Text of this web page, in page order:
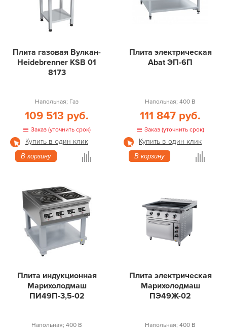
Плита газовая Вулкан-
Heidebrenner KSB 01
8173
Напольная; Газ
109 513 руб.
Заказ (уточнить срок)
Купить в один клик
В корзину
Плита электрическая
Abat ЭП-6П
Напольная; 400 В
111 847 руб.
Заказ (уточнить срок)
Купить в один клик
В корзину
Плита индукционная
Марихолодмаш
ПИ49П-3,5-02
Напольная; 400 В
Плита электрическая
Марихолодмаш
ПЭ49Ж-02
Напольная; 400 В